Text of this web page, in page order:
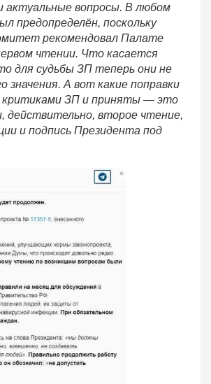
актуальные вопросы. В любом
предопределён, поскольку
рекомендовал Палате
чтении. Что касается
для судьбы ЗП теперь они не
значения. А вот какие поправки
критиками ЗП и приняты — это
действительно, второе чтение,
и подпись Президента под